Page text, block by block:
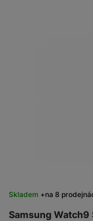
Samsung
Skladem na 8